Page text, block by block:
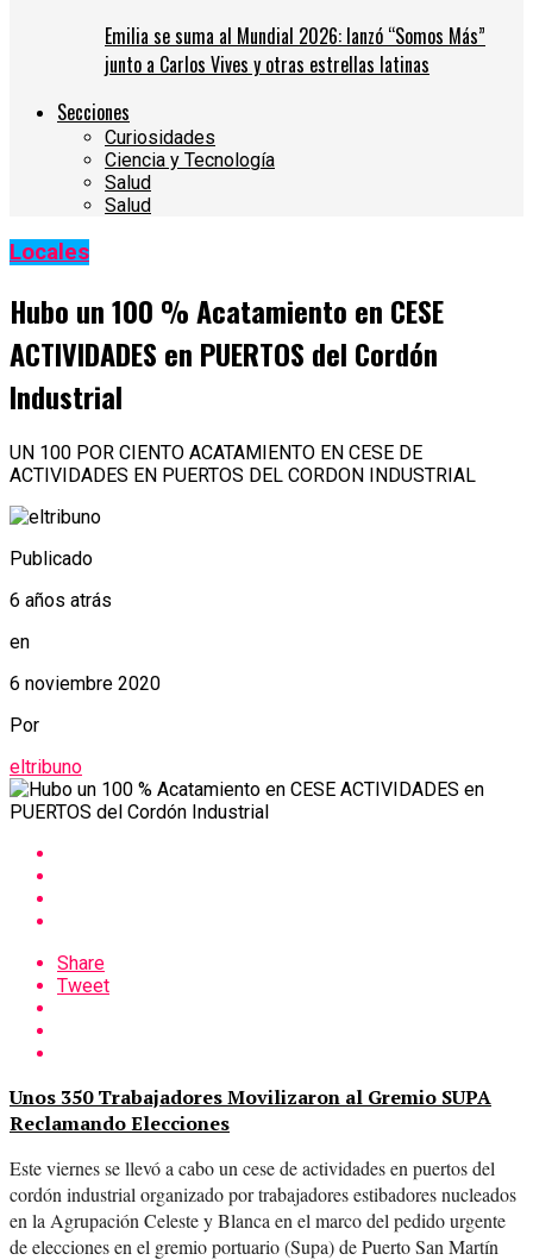
Emilia se suma al Mundial 2026: lanzó “Somos Más”
junto a Carlos Vives y otras estrellas latinas
Secciones
Curiosidades
Ciencia y Tecnología
Salud
Salud
Locales
Hubo un 100 % Acatamiento en CESE
ACTIVIDADES en PUERTOS del Cordón
Industrial
UN 100 POR CIENTO ACATAMIENTO EN CESE DE
ACTIVIDADES EN PUERTOS DEL CORDON INDUSTRIAL
Publicado
6 años atrás
en
6 noviembre 2020
Por
eltribuno
Share
Tweet
Unos 350 Trabajadores Movilizaron al Gremio SUPA
Reclamando Elecciones
Este viernes se llevó a cabo un cese de actividades en puertos del
cordón industrial organizado por trabajadores estibadores nucleados
en la Agrupación Celeste y Blanca en el marco del pedido urgente
de elecciones en el gremio portuario (Supa) de Puerto San Martín